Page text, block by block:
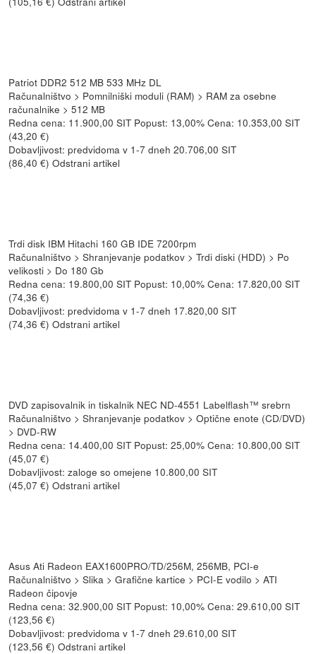
Patriot DDR2 512 MB 533 MHz DL
Računalništvo > Pomnilniški moduli (RAM) > RAM za osebne
računalnike > 512 MB
Redna cena: 11.900,00 SIT Popust: 13,00% Cena: 10.353,00 SIT
(43,20 €)
Dobavljivost: predvidoma v 1-7 dneh 20.706,00 SIT
(86,40 €) Odstrani artikel
Trdi disk IBM Hitachi 160 GB IDE 7200rpm
Računalništvo > Shranjevanje podatkov > Trdi diski (HDD) > Po
velikosti > Do 180 Gb
Redna cena: 19.800,00 SIT Popust: 10,00% Cena: 17.820,00 SIT
(74,36 €)
Dobavljivost: predvidoma v 1-7 dneh 17.820,00 SIT
(74,36 €) Odstrani artikel
DVD zapisovalnik in tiskalnik NEC ND-4551 Labelflash™ srebrn
Računalništvo > Shranjevanje podatkov > Optične enote (CD/DVD)
> DVD-RW
Redna cena: 14.400,00 SIT Popust: 25,00% Cena: 10.800,00 SIT
(45,07 €)
Dobavljivost: zaloge so omejene 10.800,00 SIT
(45,07 €) Odstrani artikel
Asus Ati Radeon EAX1600PRO/TD/256M, 256MB, PCI-e
Računalništvo > Slika > Grafične kartice > PCI-E vodilo > ATI
Radeon čipovje
Redna cena: 32.900,00 SIT Popust: 10,00% Cena: 29.610,00 SIT
(123,56 €)
Dobavljivost: predvidoma v 1-7 dneh 29.610,00 SIT
(123,56 €) Odstrani artikel